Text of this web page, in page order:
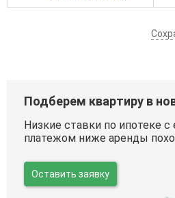
Подберем квартиру в
Низкие ставки по ипотеке
платежом ниже аренды
Оставить заявку